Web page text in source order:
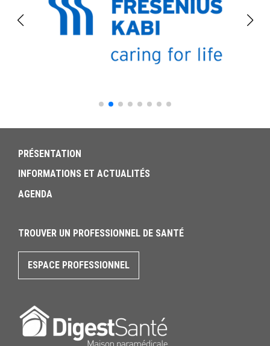
PRÉSENTATION
INFORMATIONS ET ACTUALITÉS
AGENDA
TROUVER UN PROFESSIONNEL DE SANTÉ
ESPACE PROFESSIONNEL